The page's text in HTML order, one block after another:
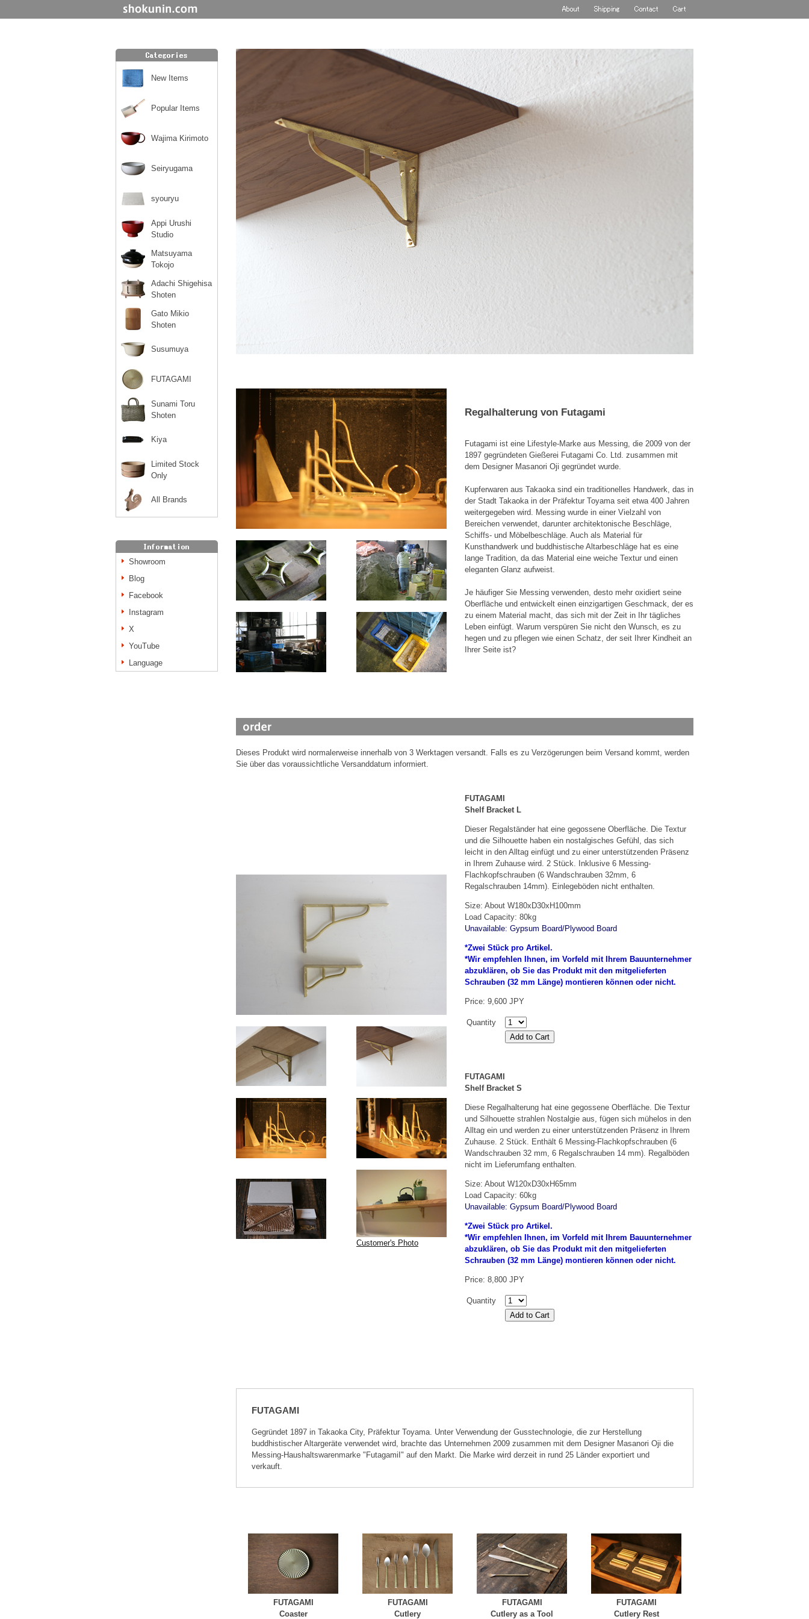
New Items
Popular Items
Wajima Kirimoto
Seiryugama
syouryu
Appi Urushi
Studio
Matsuyama
Tokojo
Adachi Shigehisa
Shoten
Gato Mikio
Shoten
Susumuya
FUTAGAMI
Sunami Toru
Shoten
Kiya
Limited Stock
Only
All Brands
Showroom
Blog
Facebook
Instagram
X
YouTube
Language
Regalhalterung von Futagami
Futagami ist eine Lifestyle-Marke aus Messing, die 2009 von der
1897 gegründeten Gießerei Futagami Co. Ltd. zusammen mit
dem Designer Masanori Oji gegründet wurde.
Kupferwaren aus Takaoka sind ein traditionelles Handwerk, das in
der Stadt Takaoka in der Präfektur Toyama seit etwa 400 Jahren
weitergegeben wird. Messing wurde in einer Vielzahl von
Bereichen verwendet, darunter architektonische Beschläge,
Schiffs- und Möbelbeschläge. Auch als Material für
Kunsthandwerk und buddhistische Altarbeschläge hat es eine
lange Tradition, da das Material eine weiche Textur und einen
eleganten Glanz aufweist.
Je häufiger Sie Messing verwenden, desto mehr oxidiert seine
Oberfläche und entwickelt einen einzigartigen Geschmack, der es
zu einem Material macht, das sich mit der Zeit in Ihr tägliches
Leben einfügt. Warum verspüren Sie nicht den Wunsch, es zu
hegen und zu pflegen wie einen Schatz, der seit Ihrer Kindheit an
Ihrer Seite ist?
Dieses Produkt wird normalerweise innerhalb von 3 Werktagen versandt. Falls es zu Verzögerungen beim Versand kommt, werden
Sie über das voraussichtliche Versanddatum informiert.
Customer's Photo
FUTAGAMI
Shelf Bracket L
Dieser Regalständer hat eine gegossene Oberfläche. Die Textur
und die Silhouette haben ein nostalgisches Gefühl, das sich
leicht in den Alltag einfügt und zu einer unterstützenden Präsenz
in Ihrem Zuhause wird. 2 Stück. Inklusive 6 Messing-
Flachkopfschrauben (6 Wandschrauben 32mm, 6
Regalschrauben 14mm). Einlegeböden nicht enthalten.
Size: About W180xD30xH100mm
Load Capacity: 80kg
Unavailable: Gypsum Board/Plywood Board
*Zwei Stück pro Artikel.
*Wir empfehlen Ihnen, im Vorfeld mit Ihrem Bauunternehmer
abzuklären, ob Sie das Produkt mit den mitgelieferten
Schrauben (32 mm Länge) montieren können oder nicht.
Price: 9,600 JPY
Quantity
FUTAGAMI
Shelf Bracket S
Diese Regalhalterung hat eine gegossene Oberfläche. Die Textur
und Silhouette strahlen Nostalgie aus, fügen sich mühelos in den
Alltag ein und werden zu einer unterstützenden Präsenz in Ihrem
Zuhause. 2 Stück. Enthält 6 Messing-Flachkopfschrauben (6
Wandschrauben 32 mm, 6 Regalschrauben 14 mm). Regalböden
nicht im Lieferumfang enthalten.
Size: About W120xD30xH65mm
Load Capacity: 60kg
Unavailable: Gypsum Board/Plywood Board
*Zwei Stück pro Artikel.
*Wir empfehlen Ihnen, im Vorfeld mit Ihrem Bauunternehmer
abzuklären, ob Sie das Produkt mit den mitgelieferten
Schrauben (32 mm Länge) montieren können oder nicht.
Price: 8,800 JPY
Quantity
FUTAGAMI
Gegründet 1897 in Takaoka City, Präfektur Toyama. Unter Verwendung der Gusstechnologie, die zur Herstellung
buddhistischer Altargeräte verwendet wird, brachte das Unternehmen 2009 zusammen mit dem Designer Masanori Oji die
Messing-Haushaltswarenmarke "FutagamiI" auf den Markt. Die Marke wird derzeit in rund 25 Länder exportiert und
verkauft.
FUTAGAMI
Coaster
FUTAGAMI
Cutlery
FUTAGAMI
Cutlery as a Tool
FUTAGAMI
Cutlery Rest